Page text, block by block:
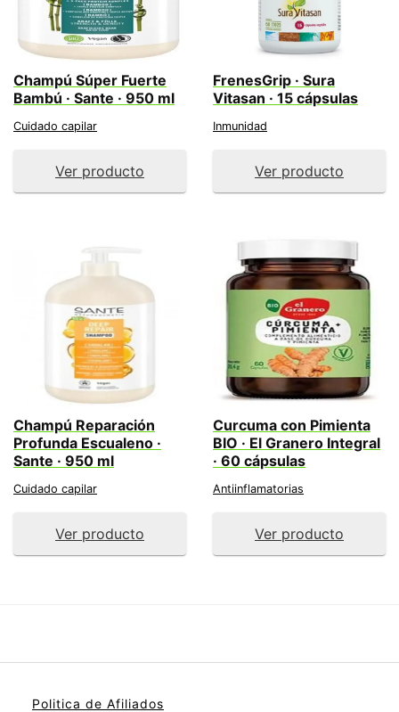
Champú Súper Fuerte
Bambú · Sante · 950 ml
Cuidado capilar
Ver producto
FrenesGrip · Sura
Vitasan · 15 cápsulas
Inmunidad
Ver producto
Champú Reparación
Profunda Escualeno ·
Sante · 950 ml
Cuidado capilar
Ver producto
Curcuma con Pimienta
BIO · El Granero Integral
· 60 cápsulas
Antiinflamatorias
Ver producto
Politica de Afiliados